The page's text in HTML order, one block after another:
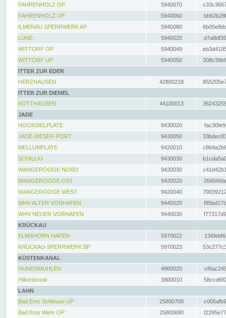
FAHRENHOLZ OP
5940070
FAHRENHOLZ UP
5940060
ILMENAU SPERRWERK AP
5940080
LÜNE
5940020
WITTORF OP
5940049
WITTORF UP
5940050
ITTER ZUR EDER
HERZHAUSEN
42800218
ITTER ZUR DIEMEL
KOTTHAUSEN
44100013
JADE
HOOKSIELPLATE
9430020
JADE-WESER-PORT
9430050
MELLUMPLATE
9420010
SCHILLIG
9430030
WANGEROOGE NORD
9420030
WANGEROOGE OST
9420020
WANGEROOGE WEST
9420040
WHV ALTER VORHAFEN
9440020
WHV NEUER VORHAFEN
9440030
KRÜCKAU
ELMSHORN HAFEN
5970022
KRÜCKAU-SPERRWERK BP
5970023
KÜSTENKANAL
HUNDSMÜHLEN
4960020
Hilkenbrook
3800010
LAHN
Bad Ems Schleuse UP
25800700
Bad Ems Wehr OP
25800690